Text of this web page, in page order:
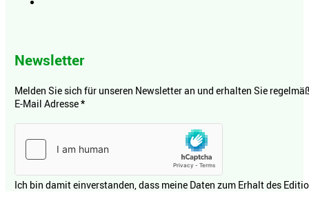
Newsletter
Melden Sie sich für unseren Newsletter an und erhalten Sie
E-Mail Adresse*
Ich bin damit einverstanden, dass meine Daten zum Erhalt des